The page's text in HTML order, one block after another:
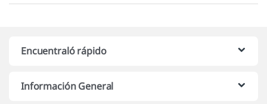
Encuentraló rápido
Información General